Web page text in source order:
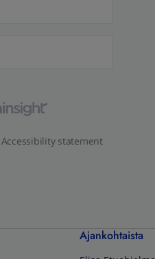
Accessibility statement
Ajankohtaista